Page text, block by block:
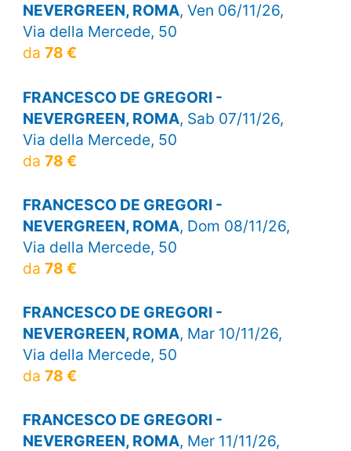
NEVERGREEN, ROMA, Ven 06/11/26,
Via della Mercede, 50
da 78 €
FRANCESCO DE GREGORI -
NEVERGREEN, ROMA, Sab 07/11/26,
Via della Mercede, 50
da 78 €
FRANCESCO DE GREGORI -
NEVERGREEN, ROMA, Dom 08/11/26,
Via della Mercede, 50
da 78 €
FRANCESCO DE GREGORI -
NEVERGREEN, ROMA, Mar 10/11/26,
Via della Mercede, 50
da 78 €
FRANCESCO DE GREGORI -
NEVERGREEN, ROMA, Mer 11/11/26,